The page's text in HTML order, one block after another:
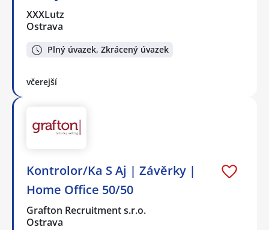
XXXLutz
Ostrava
Plný úvazek, Zkrácený úvazek
včerejší
Kontrolor/Ka S Aj | Závěrky |
Home Office 50/50
Grafton Recruitment s.r.o.
Ostrava